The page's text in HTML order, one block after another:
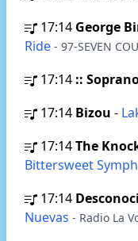
17:14 George
Ride - 97-SEVEN
17:14 ::
17:14 Bizou -
17:14The
Bittersweet
17:14
Nuevas - Radio La